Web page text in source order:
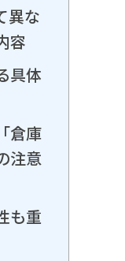
異な
容
具体
倉庫
注意
も重